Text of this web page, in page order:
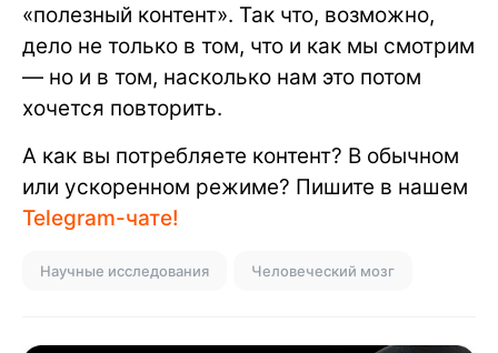
«полезный контент». Так что, возможно,
дело не только в том, что и как мы смотрим
— но и в том, насколько нам это потом
хочется повторить.
А как вы потребляете контент? В обычном
или ускоренном режиме? Пишите в нашем
Telegram-чате!
Научные исследования Человеческий мозг